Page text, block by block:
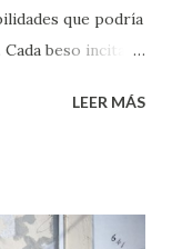
que podría
beso incita
El problema es
Pero incluso
LEER MÁS